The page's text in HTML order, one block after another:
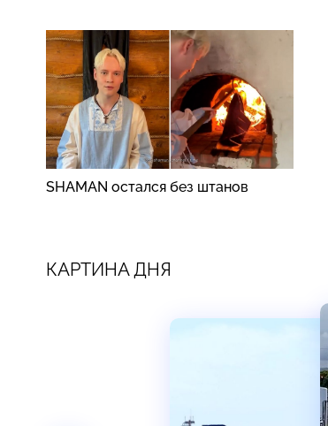
SHAMAN остался без штанов
КАРТИНА ДНЯ